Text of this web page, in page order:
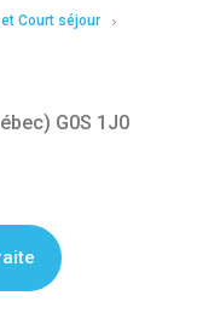
Court séjour
G0S 1J0